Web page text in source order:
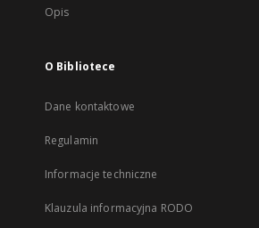
Opis
O Bibliotece
Dane kontaktowe
Regulamin
Informacje techniczne
Klauzula informacyjna RODO